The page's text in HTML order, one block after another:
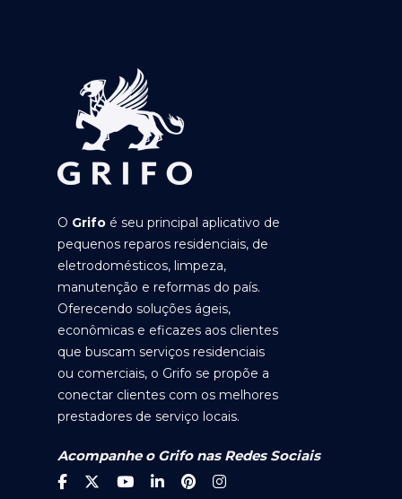
O Grifo é seu principal aplicativo de
pequenos reparos residenciais, de
eletrodomésticos, limpeza,
manutenção e reformas do país.
Oferecendo soluções ágeis,
econômicas e eficazes aos clientes
que buscam serviços residenciais
ou comerciais, o Grifo se propõe a
conectar clientes com os melhores
prestadores de serviço locais.
Acompanhe o Grifo nas Redes Sociais